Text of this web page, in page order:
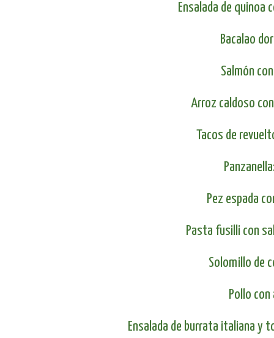
Ensalada de quinoa
Bacalao
Salmón
Arroz caldoso
Tacos de
Pez espada
Pasta fusilli con
Solomillo de
Pollo
Ensalada de burrata italiana y